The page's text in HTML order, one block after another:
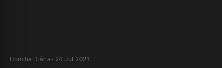
Homilia Diária 24 Jul 2021